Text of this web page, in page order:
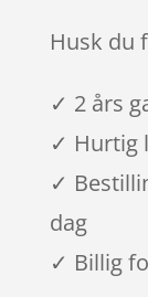
Husk du
✓ 2 års
✓ Hurtig
✓
dag
✓ Billig